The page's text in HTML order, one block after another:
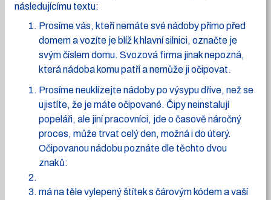
následujícímu textu:
Prosíme vás, kteří nemáte své nádoby přímo před
domem a vozíte je blíž k hlavní silnici, označte je
svým číslem domu. Svozová firma jinak nepozná,
která nádoba komu patří a nemůže ji očipovat.
Prosíme neuklízejte nádoby po výsypu dříve, než se
ujistíte, že je máte očipované. Čipy neinstalují
popeláři, ale jiní pracovníci, jde o časově náročný
proces, může trvat celý den, možná i do úterý.
Očipovanou nádobu poznáte dle těchto dvou
znaků:
má na těle vylepený štítek s čárovým kódem a vaší